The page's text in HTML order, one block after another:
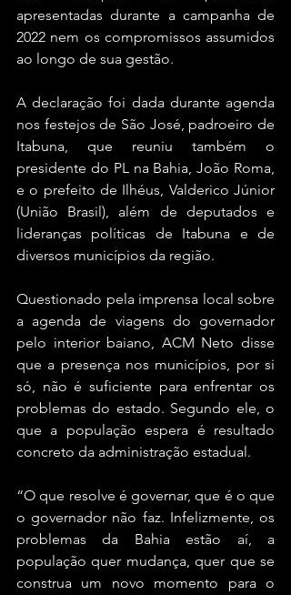
apresentadas durante a campanha de
2022 nem os compromissos assumidos
ao longo de sua gestão.
A declaração foi dada durante agenda
nos festejos de São José, padroeiro de
Itabuna, que reuniu também o
presidente do PL na Bahia, João Roma,
e o prefeito de Ilhéus, Valderico Júnior
(União Brasil), além de deputados e
lideranças políticas de Itabuna e de
diversos municípios da região.
Questionado pela imprensa local sobre
a agenda de viagens do governador
pelo interior baiano, ACM Neto disse
que a presença nos municípios, por si
só, não é suficiente para enfrentar os
problemas do estado. Segundo ele, o
que a população espera é resultado
concreto da administração estadual.
“O que resolve é governar, que é o que
o governador não faz. Infelizmente, os
problemas da Bahia estão aí, a
população quer mudança, quer que se
construa um novo momento para o